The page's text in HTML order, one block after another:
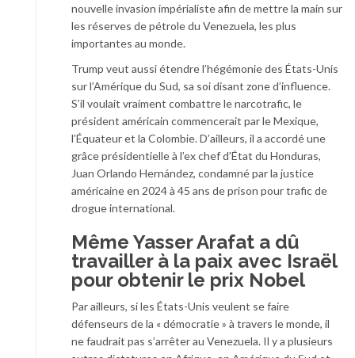
nouvelle invasion impérialiste afin de mettre la main sur
les réserves de pétrole du Venezuela, les plus
importantes au monde.
Trump veut aussi étendre l’hégémonie des États-Unis
sur l’Amérique du Sud, sa soi disant zone d’influence.
S’il voulait vraiment combattre le narcotrafic, le
président américain commencerait par le Mexique,
l’Équateur et la Colombie. D’ailleurs, il a accordé une
grâce présidentielle à l’ex chef d’État du Honduras,
Juan Orlando Hernández, condamné par la justice
américaine en 2024 à 45 ans de prison pour trafic de
drogue international.
Même Yasser Arafat a dû
travailler à la paix avec Israël
pour obtenir le prix Nobel
Par ailleurs, si les États-Unis veulent se faire
défenseurs de la « démocratie » à travers le monde, il
ne faudrait pas s’arrêter au Venezuela. Il y a plusieurs